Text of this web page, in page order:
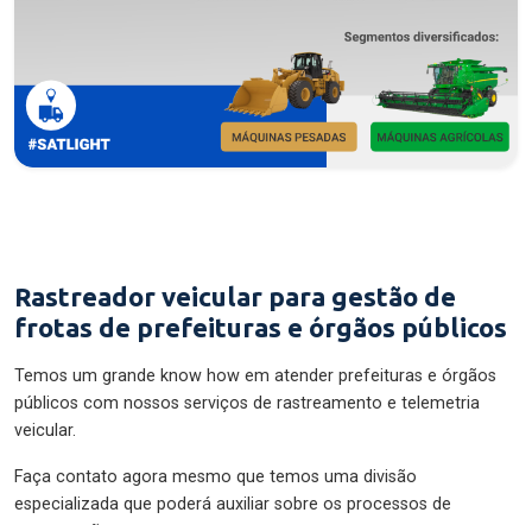
Rastreador veicular para gestão de
frotas de prefeituras e órgãos públicos
Temos um grande know how em atender prefeituras e órgãos
públicos com nossos serviços de rastreamento e telemetria
veicular.
Faça contato agora mesmo que temos uma divisão
especializada que poderá auxiliar sobre os processos de